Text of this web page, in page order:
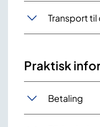
Transport til
Praktisk
Betaling